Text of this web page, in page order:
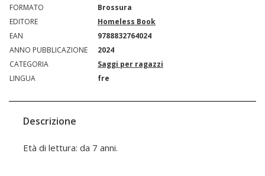
FORMATO
Brossura
EDITORE
Homeless Book
EAN
9788832764024
ANNO PUBBLICAZIONE
2024
CATEGORIA
Saggi per ragazzi
LINGUA
fre
Descrizione
Età di lettura: da 7 anni.